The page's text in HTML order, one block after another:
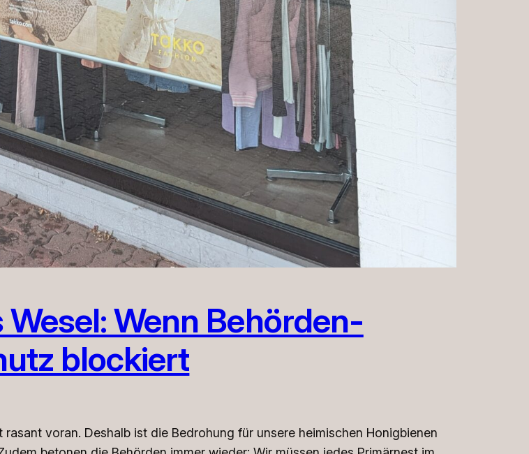
Wenn Behörden-
blockiert
voran. Deshalb ist die Bedrohung für unsere heimischen Honigbienen